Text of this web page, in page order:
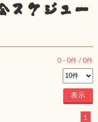
スケジュー
0 - 0件 /0件
1